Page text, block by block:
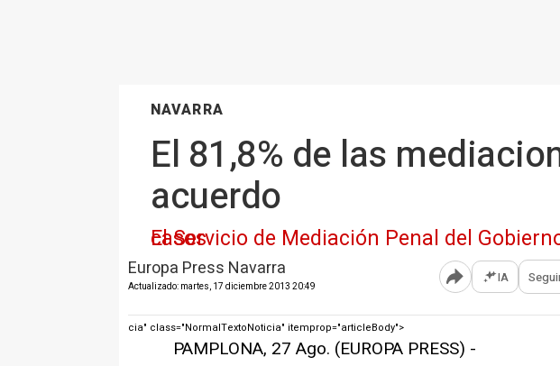
NAVARRA
El 81,8% de las
acuerdo
El Servicio de Mediación Penal del Gobierno de Navarra tramitó el pasado año un total de 191 casos
Europa Press Navarra
Actualizado: martes, 17 diciembre 2013 20:49 Abrir opciones para
IA
cia" class="NormalTextoNoticia" itemprop="articleBody">
PAMPLONA, 27 Ago. (EUROPA PRESS) -